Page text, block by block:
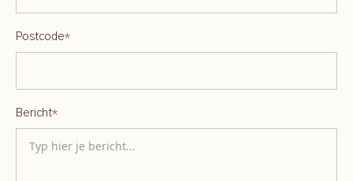
Postcode*
Bericht*